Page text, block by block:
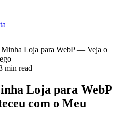
Minha Loja para WebP — Veja o
min read
Loja para WebP
com o Meu